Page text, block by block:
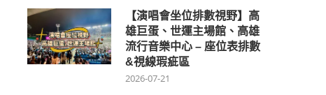
【演唱會坐位排數視野】高
雄巨蛋、世運主場館、高雄
流行音樂中心 – 座位表排數
&視線瑕疵區
2026-07-21